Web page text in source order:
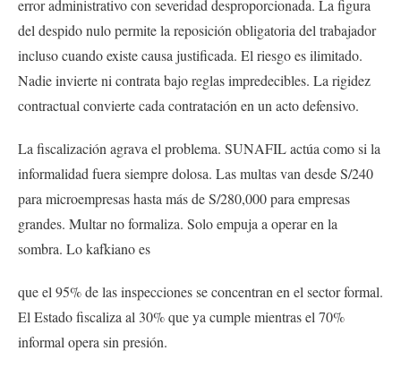
error administrativo con severidad desproporcionada. La figura
del despido nulo permite la reposición obligatoria del trabajador
incluso cuando existe causa justificada. El riesgo es ilimitado.
Nadie invierte ni contrata bajo reglas impredecibles. La rigidez
contractual convierte cada contratación en un acto defensivo.
La fiscalización agrava el problema. SUNAFIL actúa como si la
informalidad fuera siempre dolosa. Las multas van desde S/240
para microempresas hasta más de S/280,000 para empresas
grandes. Multar no formaliza. Solo empuja a operar en la
sombra. Lo kafkiano es
que el 95% de las inspecciones se concentran en el sector formal.
El Estado fiscaliza al 30% que ya cumple mientras el 70%
informal opera sin presión.